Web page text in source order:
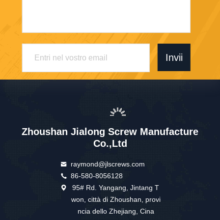
Invii
Zhoushan Jialong Screw Manufacture
Co.,Ltd
raymond@jlscrews.com
86-580-8056128
95# Rd. Yangang, Jintang T
won, città di Zhoushan, provi
ncia dello Zhejiang, Cina